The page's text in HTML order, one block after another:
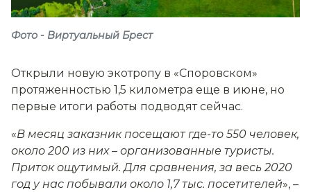
Фото - Виртуальный Брест
Открыли новую экотропу в «Споровском»
протяженностью 1,5 километра еще в июне, но
первые итоги работы подводят сейчас.
«В месяц заказник посещают где-то 550 человек,
около 200 из них– организованные туристы.
Приток ощутимый. Для сравнения, за весь 2020
год у нас побывали около 1,7 тыс. посетителей», –